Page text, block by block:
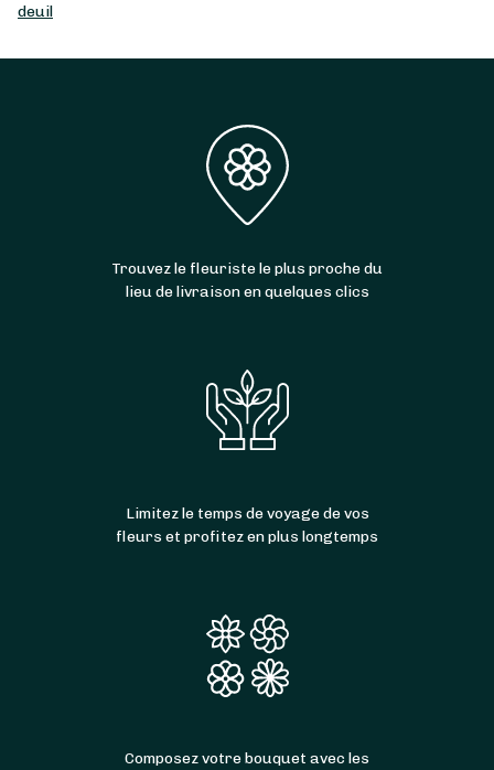
deuil
Trouvez le fleuriste le plus proche du
lieu de livraison en quelques clics
Limitez le temps de voyage de vos
fleurs et profitez en plus longtemps
Composez votre bouquet avec les